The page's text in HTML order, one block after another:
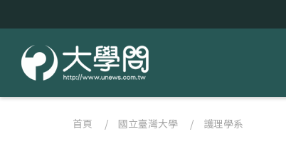
首頁 / 國立臺灣大學 / 護理學系